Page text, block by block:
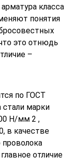
класса
понятия
это отнюдь
–
по ГОСТ
стали марки
Н/мм 2 ,
в качестве
проволока
отличие